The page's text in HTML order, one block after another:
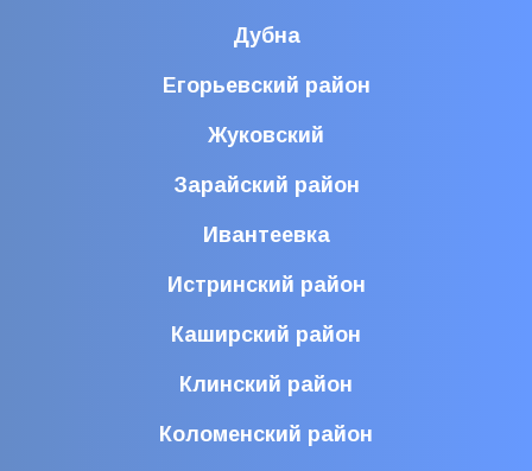
Дубна
Егорьевский район
Жуковский
Зарайский район
Ивантеевка
Истринский район
Каширский район
Клинский район
Коломенский район